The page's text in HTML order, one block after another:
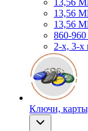
13,56
13,56
860-
2-х, 3-х
Ключи,